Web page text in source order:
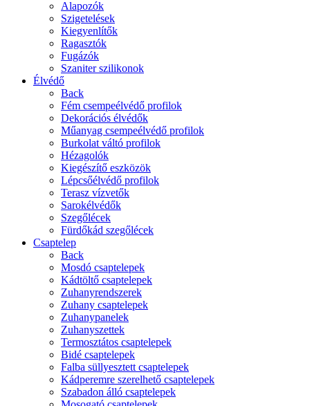
Alapozók
Szigetelések
Kiegyenlítők
Ragasztók
Fugázók
Szaniter szilikonok
Élvédő
Back
Fém csempeélvédő profilok
Dekorációs élvédők
Műanyag csempeélvédő profilok
Burkolat váltó profilok
Hézagolók
Kiegészítő eszközök
Lépcsőélvédő profilok
Terasz vízvetők
Sarokélvédők
Szegőlécek
Fürdőkád szegőlécek
Csaptelep
Back
Mosdó csaptelepek
Kádtöltő csaptelepek
Zuhanyrendszerek
Zuhany csaptelepek
Zuhanypanelek
Zuhanyszettek
Termosztátos csaptelepek
Bidé csaptelepek
Falba süllyesztett csaptelepek
Kádperemre szerelhető csaptelepek
Szabadon álló csaptelepek